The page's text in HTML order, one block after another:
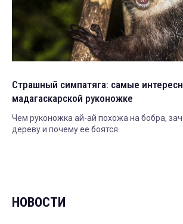
Страшный симпатяга: самые
мадагаскарской руконожке
Чем руконожка ай-ай похожа на бобра,
дереву и почему ее боятся.
НОВОСТИ